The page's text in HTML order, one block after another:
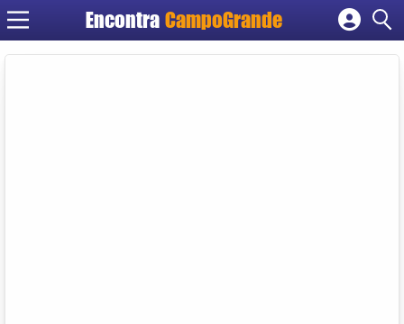
Encontra CampoGrande
Cadastrar empresa